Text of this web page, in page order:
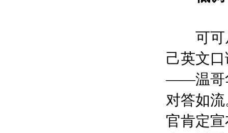
可可从
己英文
——温哥
对答如
官肯定